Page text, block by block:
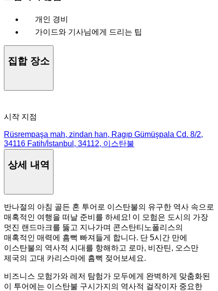
개인 경비
가이드와 기사님에게 드리는 팁
집합 장소
시작 지점
Rüsrempaşa mah, zindan han, Ragıp Gümüşpala Cd. 8/2,
34116 Fatih/İstanbul, 34112, 이스탄불
상세 내역
반나절의 아침 골든 혼 투어로 이스탄불의 유구한 역사 속으로
매혹적인 여행을 떠날 준비를 하세요! 이 모험은 도시의 가장
멋진 랜드마크를 뚫고 지나가며 콘스탄티노폴리스의
매혹적인 매력에 흠뻑 빠져들게 합니다. 단 5시간 만에
이스탄불의 역사적 시대를 항해하고 로마, 비잔틴, 오스만
제국의 고대 카리스마에 흠뻑 젖어보세요.
비즈니스 모험가와 레저 탐험가 모두에게 완벽하게 맞춤화된
이 투어에는 이스탄불 구시가지의 역사적 걸작이자 중요한